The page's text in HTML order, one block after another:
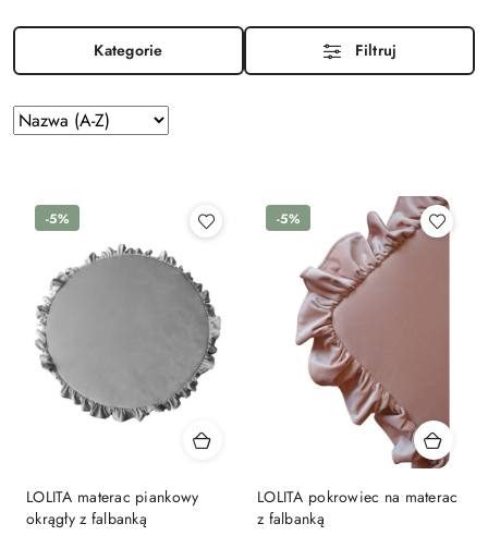
Kategorie Filtruj
Zastosowano
sortowanie:
Sortuj
według
LOLITA materac piankowy
okrągły z falbanką
-5%
LOLITA pokrowiec na materac
z falbanką
-5%